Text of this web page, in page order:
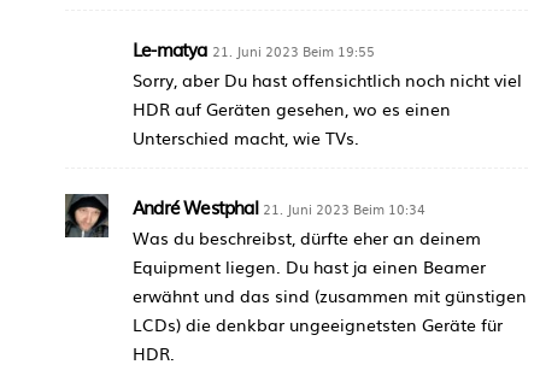
Le-matya 21. Juni 2023 Beim 19:55
Sorry, aber Du hast offensichtlich noch nicht viel
HDR auf Geräten gesehen, wo es einen
Unterschied macht, wie TVs.
André Westphal 21. Juni 2023 Beim 10:34
Was du beschreibst, dürfte eher an deinem
Equipment liegen. Du hast ja einen Beamer
erwähnt und das sind (zusammen mit günstigen
LCDs) die denkbar ungeeignetsten Geräte für
HDR.